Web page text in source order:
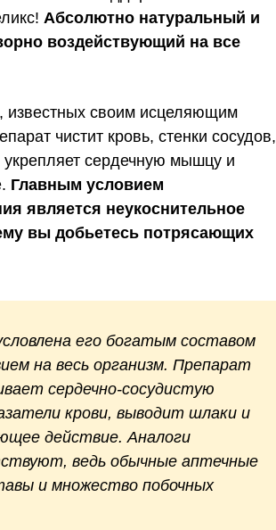
Абсолютно натуральный и
воздействующий на все
известных своим исцеляющим
чистит кровь, стенки сосудов,
сердечную мышцу и
Главным условием
является неукоснительное
вы добьетесь потрясающих
его богатым составом
на весь организм. Препарат
сердечно-сосудистую
крови, выводит шлаки и
действие. Аналоги
ведь обычные аптечные
и множество побочных